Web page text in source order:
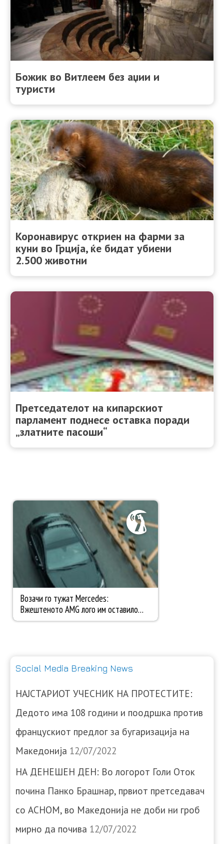
Божик во Витлеем без аџии и
туристи
Коронавирус откриен на фарми за
куни во Грција, ќе бидат убиени
2.500 животни
Претседателот на кипарскиот
парламент поднесе оставка поради
„златните пасоши“
Social Media Breaking News
НАЈСТАРИОТ УЧЕСНИК НА ПРОТЕСТИТЕ:
Дедото има 108 години и поодршка против
францускиот предлог за бугаризација на
Македонија 12/07/2022
НА ДЕНЕШЕН ДЕН: Во логорот Голи Оток
почина Панко Брашнар, првиот претседавач
со АСНОМ, во Македонија не доби ни гроб
мирно да почива 12/07/2022